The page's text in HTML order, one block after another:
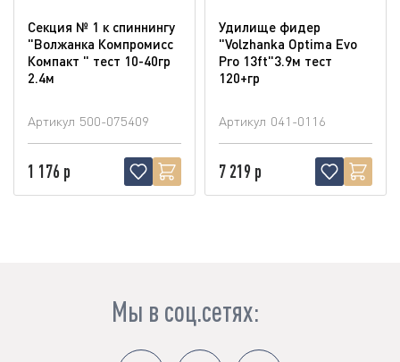
Секция № 1 к спиннингу
"Волжанка Компромисс
Компакт " тест 10-40гр
2.4м
Артикул 500-075409
1 176 р
Удилище фидер
"Volzhanka Optima Evo
Pro 13ft"3.9м тест
120+гр
Артикул 041-0116
7 219 р
Мы в соц.сетях: